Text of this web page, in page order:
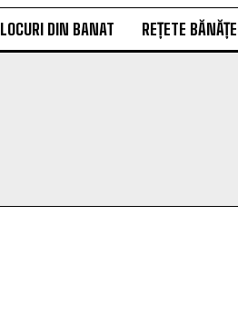
LOCURI DIN BANAT REȚETE